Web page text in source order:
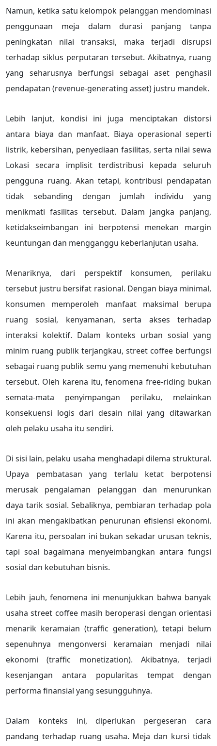
Namun, ketika satu kelompok pelanggan mendominasi
penggunaan meja dalam durasi panjang tanpa
peningkatan nilai transaksi, maka terjadi disrupsi
terhadap siklus perputaran tersebut. Akibatnya, ruang
yang seharusnya berfungsi sebagai aset penghasil
pendapatan (revenue-generating asset) justru mandek.
Lebih lanjut, kondisi ini juga menciptakan distorsi
antara biaya dan manfaat. Biaya operasional seperti
listrik, kebersihan, penyediaan fasilitas, serta nilai sewa
Lokasi secara implisit terdistribusi kepada seluruh
pengguna ruang. Akan tetapi, kontribusi pendapatan
tidak sebanding dengan jumlah individu yang
menikmati fasilitas tersebut. Dalam jangka panjang,
ketidakseimbangan ini berpotensi menekan margin
keuntungan dan mengganggu keberlanjutan usaha.
Menariknya, dari perspektif konsumen, perilaku
tersebut justru bersifat rasional. Dengan biaya minimal,
konsumen memperoleh manfaat maksimal berupa
ruang sosial, kenyamanan, serta akses terhadap
interaksi kolektif. Dalam konteks urban sosial yang
minim ruang publik terjangkau, street coffee berfungsi
sebagai ruang publik semu yang memenuhi kebutuhan
tersebut. Oleh karena itu, fenomena free-riding bukan
semata-mata penyimpangan perilaku, melainkan
konsekuensi logis dari desain nilai yang ditawarkan
oleh pelaku usaha itu sendiri.
Di sisi lain, pelaku usaha menghadapi dilema struktural.
Upaya pembatasan yang terlalu ketat berpotensi
merusak pengalaman pelanggan dan menurunkan
daya tarik sosial. Sebaliknya, pembiaran terhadap pola
ini akan mengakibatkan penurunan efisiensi ekonomi.
Karena itu, persoalan ini bukan sekadar urusan teknis,
tapi soal bagaimana menyeimbangkan antara fungsi
sosial dan kebutuhan bisnis.
Lebih jauh, fenomena ini menunjukkan bahwa banyak
usaha street coffee masih beroperasi dengan orientasi
menarik keramaian (traffic generation), tetapi belum
sepenuhnya mengonversi keramaian menjadi nilai
ekonomi (traffic monetization). Akibatnya, terjadi
kesenjangan antara popularitas tempat dengan
performa finansial yang sesungguhnya.
Dalam konteks ini, diperlukan pergeseran cara
pandang terhadap ruang usaha. Meja dan kursi tidak